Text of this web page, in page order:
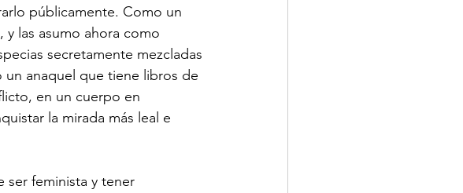
públicamente. Como un
y las asumo ahora como
secretamente mezcladas
un anaquel que tiene libros de
en un cuerpo en
la mirada más leal e
ser feminista y tener